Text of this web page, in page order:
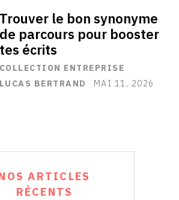
Trouver le bon synonyme
de parcours pour booster
tes écrits
COLLECTION ENTREPRISE
LUCAS BERTRAND
MAI 11, 2026
ARTICLES
RÉCENTS